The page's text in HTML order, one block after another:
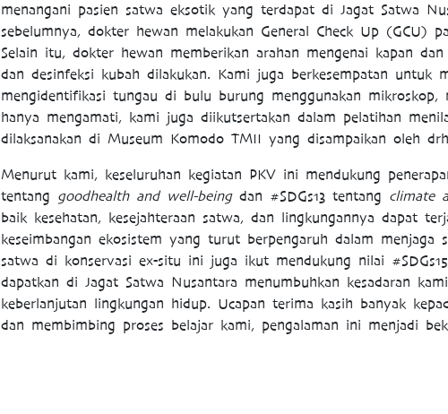
menangani pasien satwa eksotik yang terdapat di Jagat Satwa
sebelumnya, dokter hewan melakukan General Check Up (GCU)
Selain itu, dokter hewan memberikan arahan mengenai kapan
dan desinfeksi kubah dilakukan. Kami juga berkesempatan untuk
mengidentifikasi tungau di bulu burung menggunakan
hanya mengamati, kami juga diikutsertakan dalam pelatihan
dilaksanakan di Museum Komodo TMII yang disampaikan oleh
Menurut kami, keseluruhan kegiatan PKV ini mendukung
tentang goodhealth and well-beingdan #SDGs13 tentang climate
baik kesehatan, kesejahteraan satwa, dan lingkungannya dapat
keseimbangan ekosistem yang turut berpengaruh dalam
satwa di konservasi ex-situ ini juga ikut mendukung nilai
dapatkan di Jagat Satwa Nusantara menumbuhkan kesadaran
keberlanjutan lingkungan hidup. Ucapan terima kasih banyak
dan membimbing proses belajar kami, pengalaman ini menjadi